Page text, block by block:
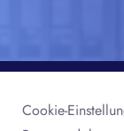
Cookie-